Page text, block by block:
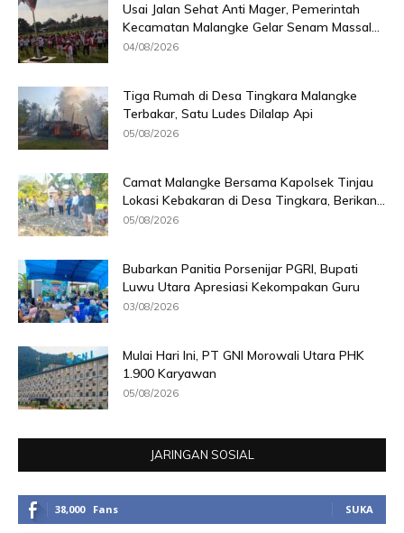
Usai Jalan Sehat Anti Mager, Pemerintah
Kecamatan Malangke Gelar Senam Massal...
04/08/2026
Tiga Rumah di Desa Tingkara Malangke
Terbakar, Satu Ludes Dilalap Api
05/08/2026
Camat Malangke Bersama Kapolsek Tinjau
Lokasi Kebakaran di Desa Tingkara, Berikan...
05/08/2026
Bubarkan Panitia Porsenijar PGRI, Bupati
Luwu Utara Apresiasi Kekompakan Guru
03/08/2026
Mulai Hari Ini, PT GNI Morowali Utara PHK
1.900 Karyawan
05/08/2026
JARINGAN SOSIAL
38,000 Fans SUKA